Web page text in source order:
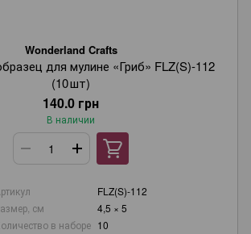
Wonderland Crafts
для мулине «Гриб» FLZ(S)-112
(10 шт)
140.0 грн
В наличии
FLZ(S)-112
см
4,5 × 5
в наборе 10